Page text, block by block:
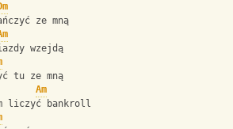
ze mną
wzejdą
tu ze mną
Am
liczyć bankroll